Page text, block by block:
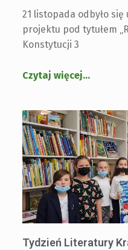
21 listopada odbyło
projektu pod tytułem
Konstytucji 3
Czytaj więcej…
Tydzień Literatury